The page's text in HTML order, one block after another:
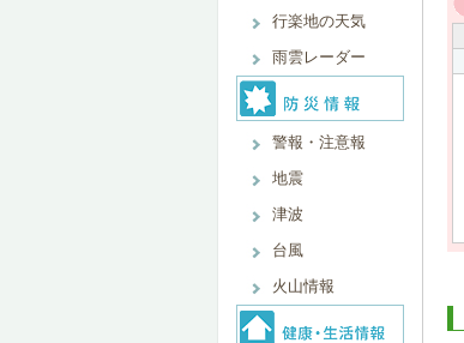
行楽地の天気
雨雲レーダー
警報・注意報
地震
津波
台風
火山情報